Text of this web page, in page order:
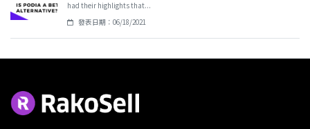
had their highlights that...
發表日期：06/18/2021